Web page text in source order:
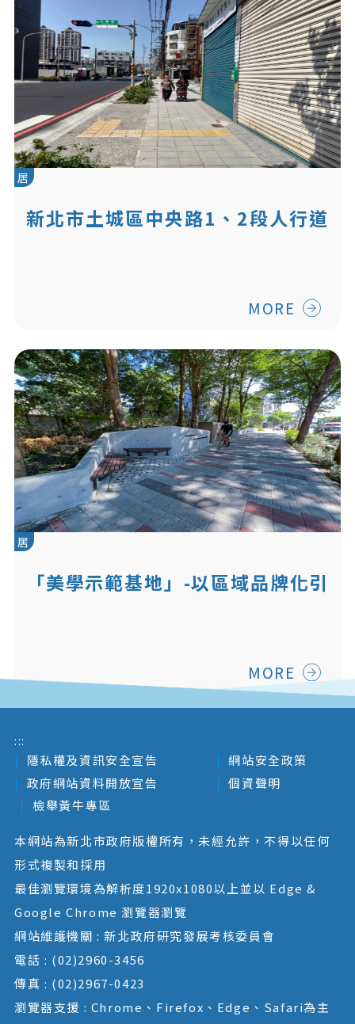
居
新北市土城區中央路1、2段人行道
MORE
居
「美學示範基地」-以區域品牌化引
MORE
:::
隱私權及資訊安全宣告
網站安全政策
政府網站資料開放宣告
個資聲明
檢舉黃牛專區
本網站為新北市政府版權所有，未經允許，不得以任何
形式複製和採用
最佳瀏覽環境為解析度1920x1080以上並以 Edge &
Google Chrome 瀏覽器瀏覽
網站維護機關 : 新北政府研究發展考核委員會
電話 : (02)2960-3456
傳真 : (02)2967-0423
瀏覽器支援 : Chrome、Firefox、Edge、Safari為主